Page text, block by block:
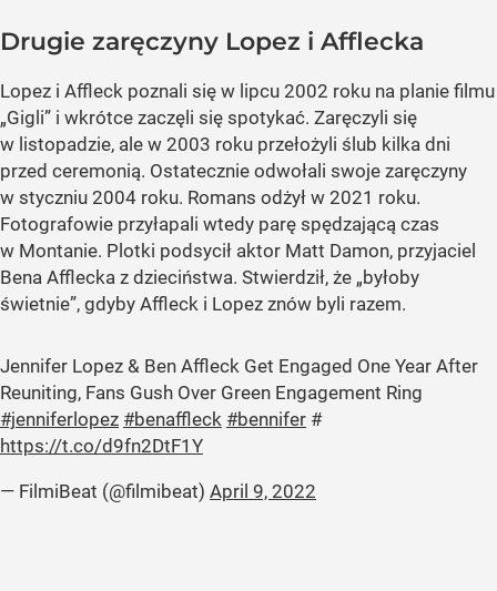
Drugie zaręczyny Lopez i Afflecka
Lopez i Affleck poznali się w lipcu 2002 roku na planie filmu
„Gigli” i wkrótce zaczęli się spotykać. Zaręczyli się
w listopadzie, ale w 2003 roku przełożyli ślub kilka dni
przed ceremonią. Ostatecznie odwołali swoje zaręczyny
w styczniu 2004 roku. Romans odżył w 2021 roku.
Fotografowie przyłapali wtedy parę spędzającą czas
w Montanie. Plotki podsycił aktor Matt Damon, przyjaciel
Bena Afflecka z dzieciństwa. Stwierdził, że „byłoby
świetnie”, gdyby Affleck i Lopez znów byli razem.
Jennifer Lopez & Ben Affleck Get Engaged One Year After
Reuniting, Fans Gush Over Green Engagement Ring
#jenniferlopez #benaffleck #bennifer #
https://t.co/d9fn2DtF1Y
— FilmiBeat (@filmibeat) April 9, 2022